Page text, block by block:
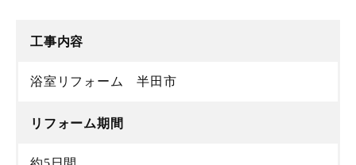
工事内容
浴室リフォーム 半田市
リフォーム期間